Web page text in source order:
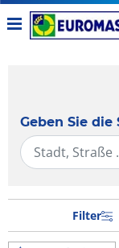
Geben Sie
Filter